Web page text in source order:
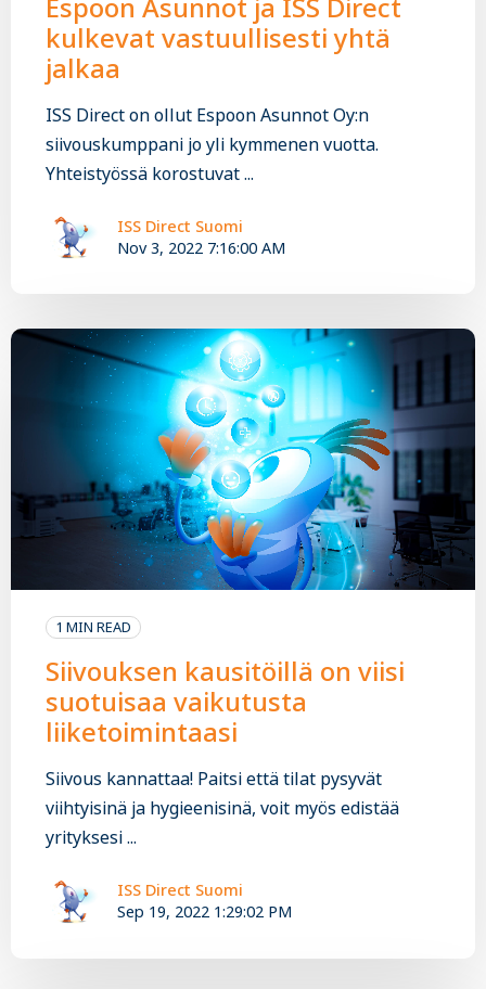
kulkevat vastuullisesti yhtä
jalkaa
ISS Direct on ollut Espoon Asunnot Oy:n
siivouskumppani jo yli kymmenen vuotta.
Yhteistyössä korostuvat ...
ISS Direct Suomi
Nov 3, 2022 7:16:00 AM
1 MIN READ
Siivouksen kausitöillä on viisi
suotuisaa vaikutusta
liiketoimintaasi
Siivous kannattaa! Paitsi että tilat pysyvät
viihtyisinä ja hygieenisinä, voit myös edistää
yrityksesi ...
ISS Direct Suomi
Sep 19, 2022 1:29:02 PM